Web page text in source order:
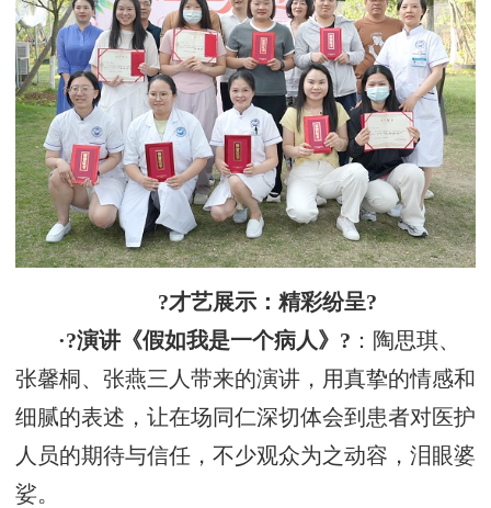
?才艺展示：精彩纷呈?
·?演讲《假如我是一个病人》? ：陶思琪、
张馨桐、张燕三人带来的演讲，用真挚的情感和
细腻的表述，让在场同仁深切体会到患者对医护
人员的期待与信任，不少观众为之动容，泪眼婆
娑。